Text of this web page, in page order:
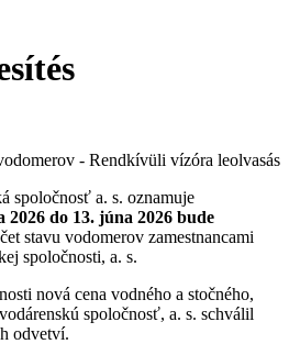
- Rendkívüli vízóra leolvasás
spoločnosť a. s. oznamuje
2026 do 13. júna 2026 bude
stavu vodomerov zamestnancami
spoločnosti, a. s.
nová cena vodného a stočného,
spoločnosť, a. s. schválil
odvetví.